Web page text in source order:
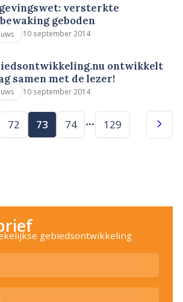
versterkte
geboden
10 september 2014
ontwikkelt
samen met de lezer!
10 september 2014
72 73 74 129
gebiedsontwikkeling